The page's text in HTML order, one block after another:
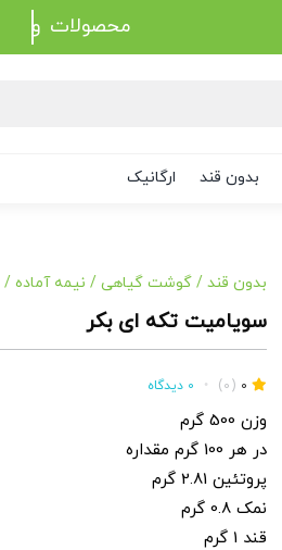
محصولات
بدون قند ارگانیک
بدون قند /گوشت گیاهی / نیمه آماده /
سویامیت تکه ای بکر
0
(0)
• 0 دیدگاه
وزن 500 گرم
در هر 100 گرم مقداره
پروتئین 2.81 گرم
نمک 0.8 گرم
قند 1 گرم